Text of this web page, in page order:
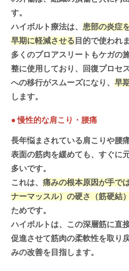
す。
ハイボルト療法は、 患部の炎症
早期に軽減させる 目的で使われ
多くのプロアスリートもケガの
整に使用しており、回復プロセ
への移行がスムーズになり、早
します。
● 慢性的な肩こり・腰痛
長年悩まされている肩こりや腰
表面の筋肉を緩めても、すぐに
多いです。
これは、痛みの根本原因が手で
ナーマッスル）の硬さ（筋硬結
ためです。
ハイボルトは、この深層筋に直
促進させて筋肉の柔軟性を取り
みの改善を目指します。